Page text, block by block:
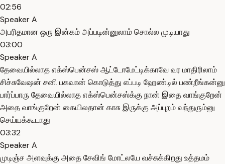
02:56
Speaker A
அபரிதமான ஒரு இன்கம் அப்படின்னுலாம் சொல்ல முடியாது
03:00
Speaker A
தேவையில்லாத எக்ஸ்பென்சஸ் ஆட்டோமேட்டிக்காவே வர மாதிரிலாம்
சிச்சுவேஷன் சனி பகவான் கொடுத்து எப்படி ஹேண்டில் பண்றீங்கன்னு
பார்ப்பாரு தேவையில்லாத எக்ஸ்பென்சஸ்க்கு நான் இதை வாங்குறேன்
அதை வாங்குறேன் கையிலதான் காசு இருக்கு அப்புறம் வந்துரும்னு
செய்யக்கூடாது
03:32
Speaker A
முடிஞ்ச அளவுக்கு அதை சேவிங் மோட்லயே வச்சுக்கிறது உத்தமம்